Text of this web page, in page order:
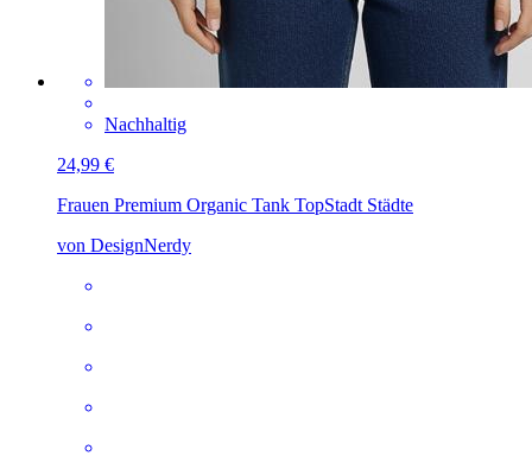
Nachhaltig
24,99 €
Frauen Premium Organic Tank TopStadt Städte
von DesignNerdy